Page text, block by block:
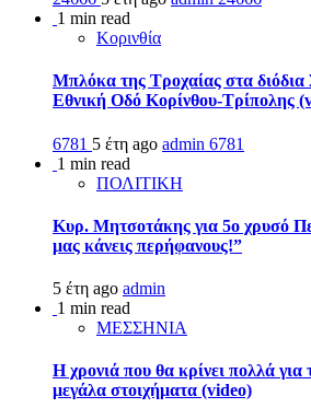
1 min read
Κορινθία
Μπλόκα της Τροχαίας στα διόδια
Εθνική Οδό Κορίνθου-Τρίπολης
6781 5 έτη ago admin 6781
1 min read
ΠΟΛΙΤΙΚΗ
Κυρ. Μητσοτάκης για 5ο χρυσό
μας κάνεις περήφανους!”
5 έτη ago admin
1 min read
ΜΕΣΣΗΝΙΑ
Η χρονιά που θα κρίνει πολλά
μεγάλα στοιχήματα (video)